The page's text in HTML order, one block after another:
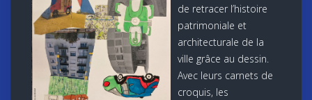
de retracer l’histoire
patrimoniale et
architecturale de la
ville grâce au dessin.
Avec leurs carnets de
croquis, les